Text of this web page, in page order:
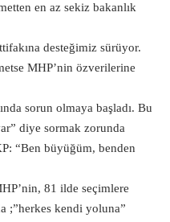
en az sekiz bakanlık
desteğimiz sürüyor.
MHP’nin özverilerine
sorun olmaya başladı. Bu
diye sormak zorunda
“Ben büyüğüm, benden
81 ilde seçimlere
;”herkes kendi yoluna”